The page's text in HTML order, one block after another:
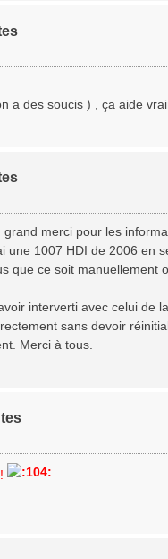
a des soucis ) , ça aide
merci pour les
1007 HDI de 2006 en
que ce soit manuellement
interverti avec celui de
sans devoir
Merci à tous.